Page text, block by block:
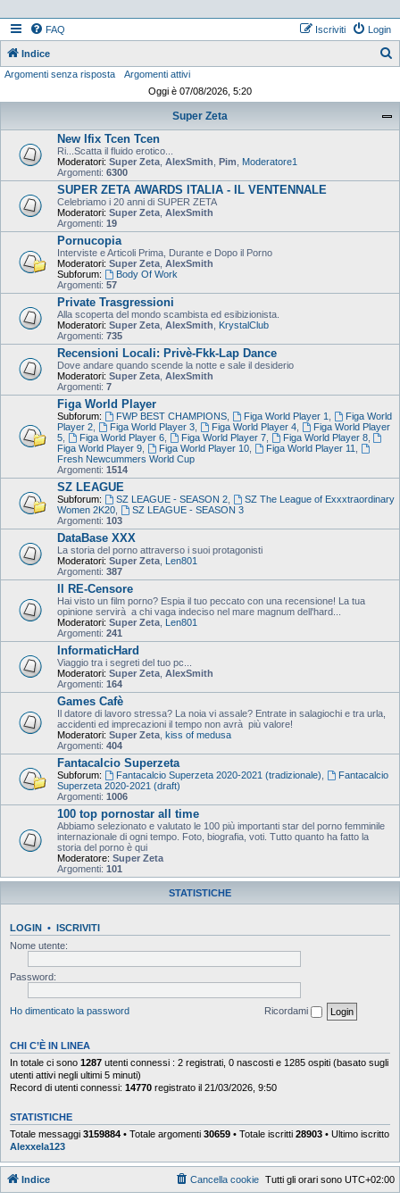
FAQ Login
Iscriviti
Indice
Argomenti senza risposta
Argomenti attivi
Oggi è 07/08/2026, 5:20
Super Zeta
New Ifix Tcen Tcen
Ri...Scatta il fluido erotico...
Moderatori: Super Zeta AlexSmith Pim
Moderatore1
Argomenti: 6300
SUPER ZETA AWARDS ITALIA - IL VENTENNALE
Celebriamo i 20 anni di SUPER ZETA
Moderatori: Super Zeta AlexSmith
Argomenti: 19
Pornucopia
Interviste e Articoli Prima, Durante e Dopo il Porno
Moderatori: Super Zeta AlexSmith
Subforum:
Body Of Work
Argomenti: 57
Private Trasgressioni
Alla scoperta del mondo scambista ed esibizionista.
Moderatori: Super Zeta AlexSmith
KrystalClub
Argomenti: 735
Recensioni Locali: Privè-Fkk-Lap Dance
Dove andare quando scende la notte e sale il desiderio
Moderatori: Super Zeta AlexSmith
Argomenti: 7
Figa World Player
Subforum: FWP BEST CHAMPIONS, Figa World Player 1
Figa World
Player 2
Figa World Player 3, Figa World Player 4,
Figa World Player
5
Figa World Player 6, Figa World Player 7, Figa World Player 8,
Figa World Player 9
Figa World Player 10, Figa World Player 11
Fresh Newcummers World Cup
Argomenti: 1514
SZ LEAGUE
Subforum: SZ LEAGUE - SEASON 2,
SZ The League of Exxxtraordinary
Women 2K20
SZ LEAGUE - SEASON 3
Argomenti: 103
DataBase XXX
La storia del porno attraverso i suoi protagonisti
Moderatori: Super Zeta Len801
Argomenti: 387
Il RE-Censore
Hai visto un film porno? Espia il tuo peccato con una recensione! La tua
opinione servirà a chi vaga indeciso nel mare magnum dell'hard...
Moderatori: Super Zeta Len801
Argomenti: 241
InformaticHard
Viaggio tra i segreti del tuo pc...
Moderatori: Super Zeta AlexSmith
Argomenti: 164
Games Cafè
Il datore di lavoro stressa? La noia vi assale? Entrate in salagiochi e tra urla,
accidenti ed imprecazioni il tempo non avrà più valore!
Moderatori: Super Zeta kiss of medusa
Argomenti: 404
Fantacalcio Superzeta
Subforum: Fantacalcio Superzeta 2020-2021 (tradizionale)
Fantacalcio
Superzeta 2020-2021 (draft)
Argomenti: 1006
100 top pornostar all time
Abbiamo selezionato e valutato le 100 più importanti star del porno femminile
internazionale di ogni tempo. Foto, biografia, voti. Tutto quanto ha fatto la
storia del porno è qui
Moderatore: Super Zeta
Argomenti: 101
STATISTICHE
LOGIN • ISCRIVITI
Nome utente:
Password:
Ho dimenticato la password Ricordami
CHI C’È IN LINEA
In totale ci sono 1287 utenti connessi : 2 registrati, 0 nascosti e 1285 ospiti (basato sugli
utenti attivi negli ultimi 5 minuti)
Record di utenti connessi: 14770 registrato il 21/03/2026, 9:50
STATISTICHE
Totale messaggi 3159884 • Totale argomenti 30659 • Totale iscritti 28903 • Ultimo iscritto
Alexxela123
Indice Tutti gli orari sono UTC+02:00
Cancella cookie